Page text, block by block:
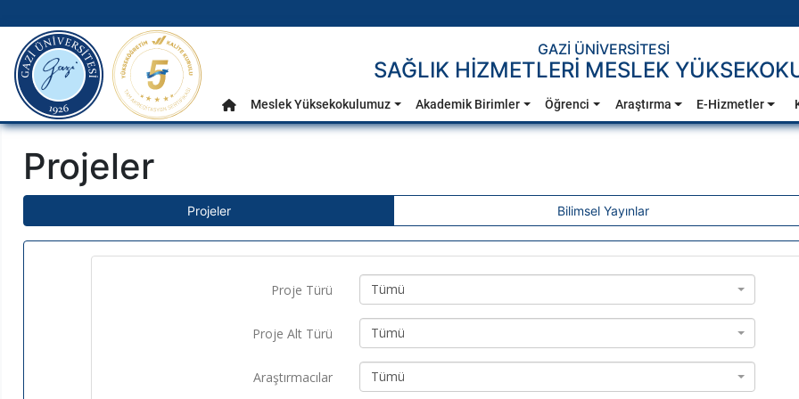
Ana Menü
gazi.edu.tr
GAZİ ÜNİVERSİTESİ
SAĞLIK HİZMETLERİ MESLEK
Anasayfa
Meslek Yüksekokulumuz Akademik Birimler Öğrenci Araştırma E-Hizmetler
Projeler
Projeler Bilimsel Yayınlar